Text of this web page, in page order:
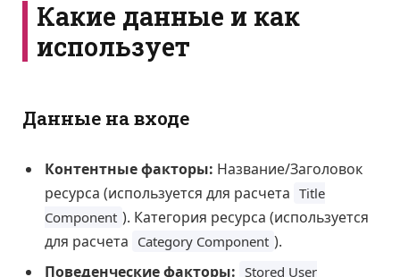
Какие данные и как
использует
Данные на входе
Контентные факторы: Название/Заголовок
ресурса (используется для расчета Title
Component ). Категория ресурса (используется
для расчета Category Component ).
Поведенческие факторы: Stored User